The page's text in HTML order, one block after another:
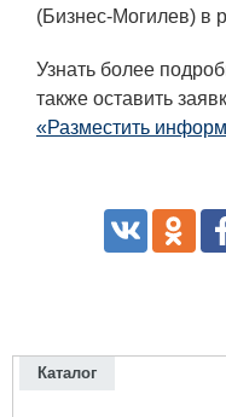
(Бизнес-Могилев) в
Узнать более
также оставить
«Разместить
Каталог